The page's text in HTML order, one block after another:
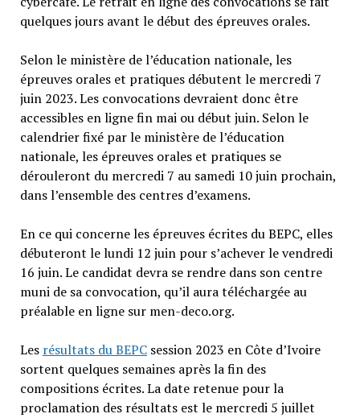
quelques jours avant le début des épreuves orales.
Selon le ministère de l’éducation nationale, les
épreuves orales et pratiques débutent le mercredi 7
juin 2023. Les convocations devraient donc être
accessibles en ligne fin mai ou début juin. Selon le
calendrier fixé par le ministère de l’éducation
nationale, les épreuves orales et pratiques se
dérouleront du mercredi 7 au samedi 10 juin prochain,
dans l’ensemble des centres d’examens.
En ce qui concerne les épreuves écrites du BEPC, elles
débuteront le lundi 12 juin pour s’achever le vendredi
16 juin. Le candidat devra se rendre dans son centre
muni de sa convocation, qu’il aura téléchargée au
préalable en ligne sur men-deco.org.
Les résultats du BEPCsession 2023 en Côte d’Ivoire
sortent quelques semaines après la fin des
compositions écrites. La date retenue pour la
proclamation des résultats est le mercredi 5 juillet